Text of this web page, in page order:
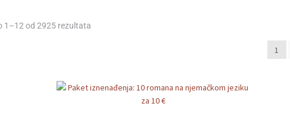
1–12 od 2925 rezultata
1